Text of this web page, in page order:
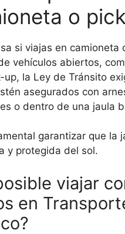
o
si viajas en camioneta
vehículos abiertos,
up, la Ley de Tránsito
asegurados con
o dentro de una jaula
garantizar que la
y protegida del sol.
viajar
en